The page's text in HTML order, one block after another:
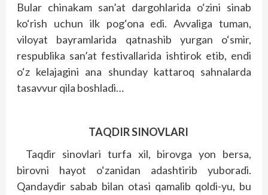
Bular chinakam san’at dargohlarida o‘zini sinab
ko‘rish uchun ilk pog‘ona edi. Avvaliga tuman,
viloyat bayramlarida qatnashib yurgan o‘smir,
respublika san’at festivallarida ishtirok etib, endi
o‘z kelajagini ana shunday kattaroq sahnalarda
tasavvur qila boshladi…
TAQDIR SINOVLARI
Taqdir sinovlari turfa xil, birovga yon bersa,
birovni hayot o‘zanidan adashtirib yuboradi.
Qandaydir sabab bilan otasi qamalib qoldi-yu, bu